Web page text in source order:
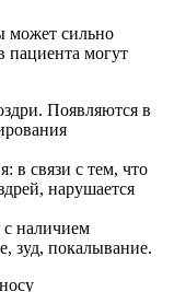
может сильно
пациента могут
Появляются в
в связи с тем, что
нарушается
наличием
зуд, покалывание.